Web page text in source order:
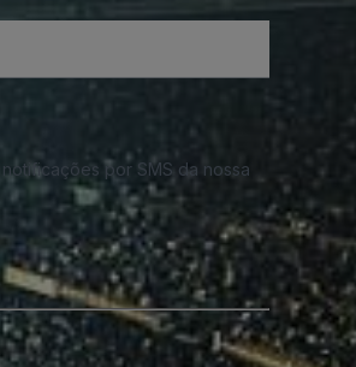
notificações por SMS da nossa